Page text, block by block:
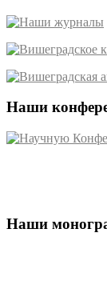
Наши
Наши